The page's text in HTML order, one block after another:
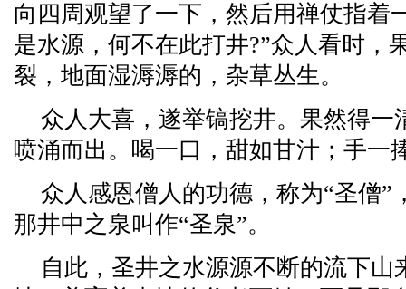
向四周观望了一下，然后用禅仗指着
是水源，何不在此打井?”众人看时，
裂，地面湿溽溽的，杂草丛生。
众人大喜，遂举镐挖井。果然得一
喷涌而出。喝一口，甜如甘汁；手一
众人感恩僧人的功德，称为“圣僧”
那井中之泉叫作“圣泉”。
自此，圣井之水源源不断的流下